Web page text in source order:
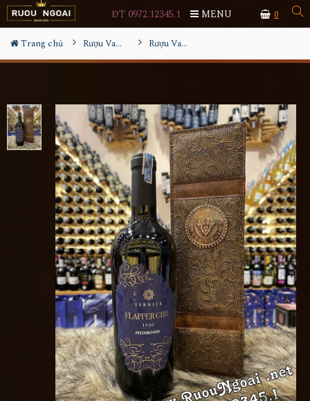
0
ĐT 0972.12345.1 MENU
Trang chủ Rượu Vang Rượu Vang Flapper Gire Vernice Piedirosso Hộp Da Đơn